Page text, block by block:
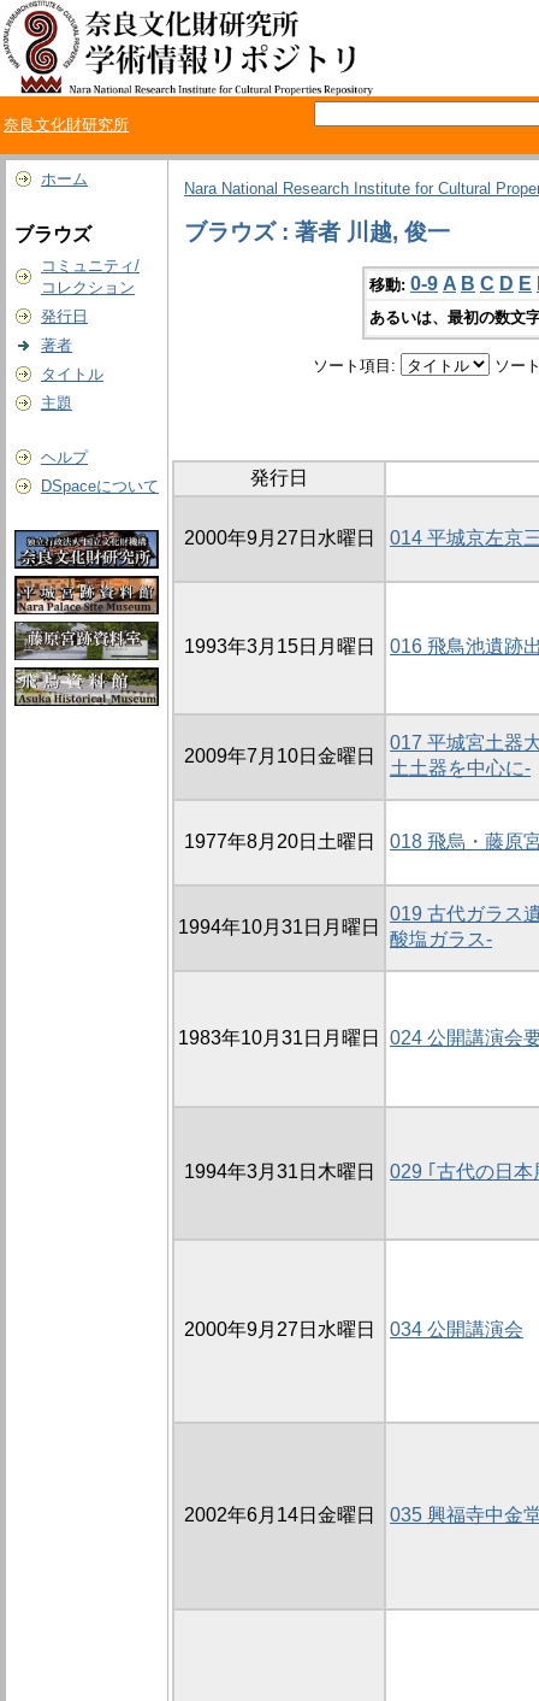
奈良文化財研究所
ホーム
ブラウズ
コミュニティ/
コレクション
発行日
著者
タイトル
主題
ヘルプ
DSpaceについて
Nara National Research Institute for Cultural
ブラウズ : 著者 川越, 俊一
移動: 0-9 A B C D E
あるいは、最初の数文
ソート項目: ソー
発行日
2000年9月27日水曜日 014 平城京左京
1993年3月15日月曜日 016 飛鳥池遺跡
2009年7月10日金曜日
017 平城宮土器
土土器を中心に-
1977年8月20日土曜日 018 飛烏・藤原
1994年10月31日月曜日
019 古代ガラス
酸塩ガラス-
1983年10月31日月曜日 024 公開講演会
1994年3月31日木曜日 029 ｢古代の日本
2000年9月27日水曜日 034 公開講演会
2002年6月14日金曜日 035 興福寺中金